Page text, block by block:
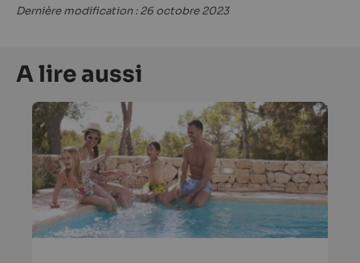
Dernière modification : 26 octobre 2023
A lire aussi